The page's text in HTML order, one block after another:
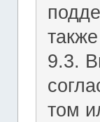
9.3.
том